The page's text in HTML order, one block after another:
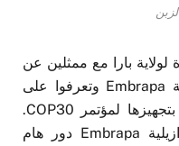
لولاية بارا مع ممثلين عن
الشركة البرازيلية للبحوث الزراعية Embrapa وتعرفوا على
الهيكلية التي تقوم شركة البحوث بتجهيزها لمؤتمر COP30.
لدى شركة البحوث الزراعية البرازيلية Embrapa دور هام